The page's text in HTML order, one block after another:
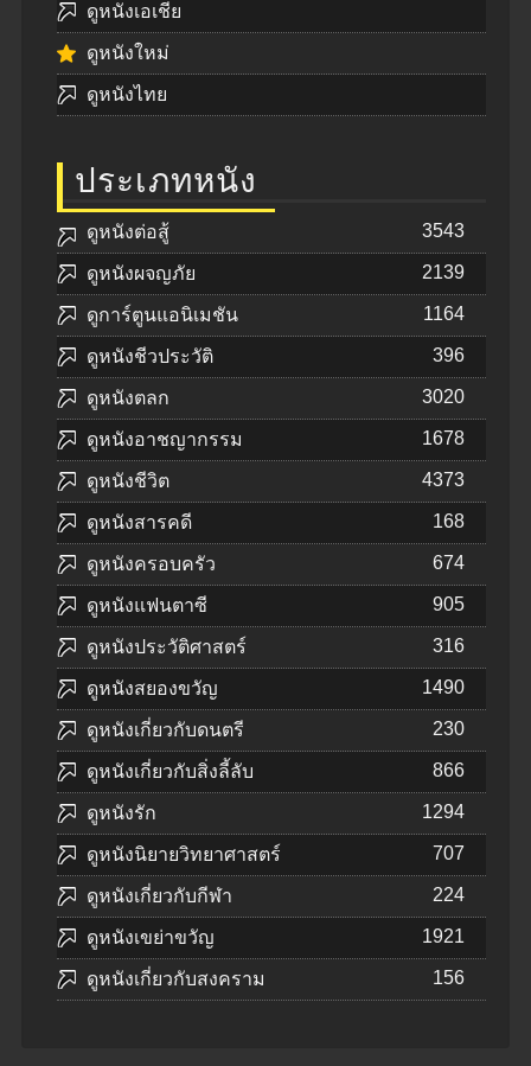
ดูหนังเอเชีย
ดูหนังใหม่
ดูหนังไทย
ประเภทหนัง
ดูหนังต่อสู้ 3543
ดูหนังผจญภัย 2139
ดูการ์ตูนแอนิเมชัน 1164
ดูหนังชีวประวัติ 396
ดูหนังตลก 3020
ดูหนังอาชญากรรม 1678
ดูหนังชีวิต 4373
ดูหนังสารคดี 168
ดูหนังครอบครัว 674
ดูหนังแฟนตาซี 905
ดูหนังประวัติศาสตร์ 316
ดูหนังสยองขวัญ 1490
ดูหนังเกี่ยวกับดนตรี 230
ดูหนังเกี่ยวกับสิ่งลี้ลับ 866
ดูหนังรัก 1294
ดูหนังนิยายวิทยาศาสตร์ 707
ดูหนังเกี่ยวกับกีฬา 224
ดูหนังเขย่าขวัญ 1921
ดูหนังเกี่ยวกับสงคราม 156